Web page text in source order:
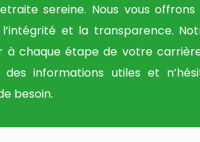
sereine. Nous vous
et la transparence.
à chaque étape de votre
informations utiles et
besoin.